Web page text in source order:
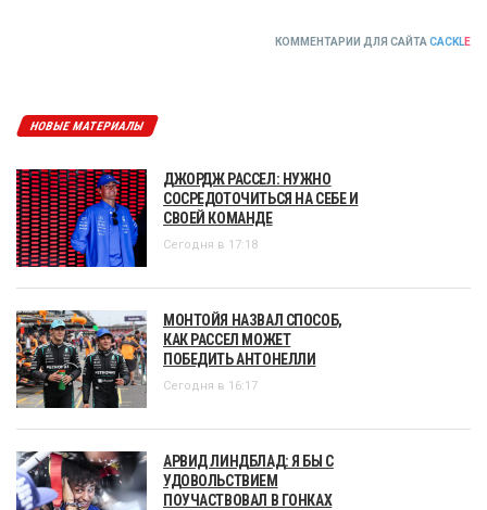
КОММЕНТАРИИ ДЛЯ САЙТА CACKLE
НОВЫЕ МАТЕРИАЛЫ
ДЖОРДЖ РАССЕЛ: НУЖНО
СОСРЕДОТОЧИТЬСЯ НА СЕБЕ И
СВОЕЙ КОМАНДЕ
Сегодня в 17:18
МОНТОЙЯ НАЗВАЛ СПОСОБ,
КАК РАССЕЛ МОЖЕТ
ПОБЕДИТЬ АНТОНЕЛЛИ
Сегодня в 16:17
АРВИД ЛИНДБЛАД: Я БЫ С
УДОВОЛЬСТВИЕМ
ПОУЧАСТВОВАЛ В ГОНКАХ